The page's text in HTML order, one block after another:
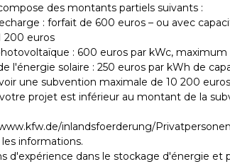
des montants partiels suivants :
: forfait de 600 euros – ou avec
200 euros
: 600 euros par kWc,
l'énergie solaire : 250 euros par kWh de
une subvention maximale de 10 200
projet est inférieur au montant de la
inlandsfoerderung/
informations.
d'expérience dans le stockage d'énergie